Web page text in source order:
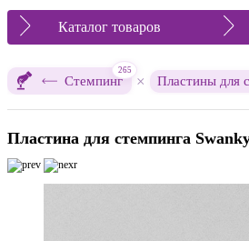
Каталог товаров
Стемпинг
265
× Пластины для
Пластина для стемпинга